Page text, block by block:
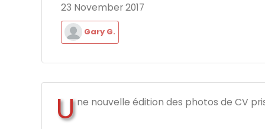
23 November 2017
Gary G.
Une nouvelle édition des photos de CV